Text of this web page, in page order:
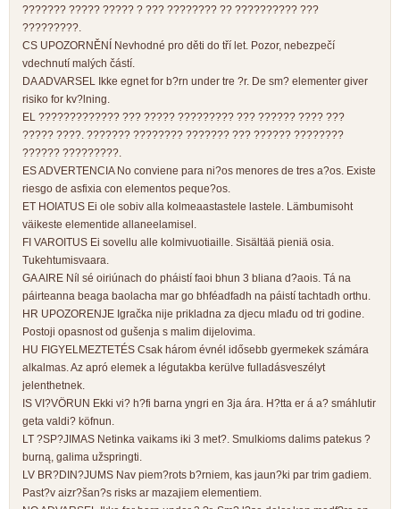
??????? ????? ????? ? ??? ???????? ?? ?????????? ???
?????????.
CS UPOZORNĚNÍ Nevhodné pro děti do tří let. Pozor, nebezpečí
vdechnutí malých částí.
DA ADVARSEL Ikke egnet for b?rn under tre ?r. De sm? elementer giver
risiko for kv?lning.
EL ????????????? ??? ????? ????????? ??? ?????? ???? ???
????? ????. ??????? ???????? ??????? ??? ?????? ????????
?????? ?????????.
ES ADVERTENCIA No conviene para ni?os menores de tres a?os. Existe
riesgo de asfixia con elementos peque?os.
ET HOIATUS Ei ole sobiv alla kolmeaastastele lastele. Lämbumisoht
väikeste elementide allaneelamisel.
FI VAROITUS Ei sovellu alle kolmivuotiaille. Sisältää pieniä osia.
Tukehtumisvaara.
GA AIRE Níl sé oiriúnach do pháistí faoi bhun 3 bliana d?aois. Tá na
páirteanna beaga baolacha mar go bhféadfadh na páistí tachtadh orthu.
HR UPOZORENJE Igračka nije prikladna za djecu mlađu od tri godine.
Postoji opasnost od gušenja s malim dijelovima.
HU FIGYELMEZTETÉS Csak három évnél idősebb gyermekek számára
alkalmas. Az apró elemek a légutakba kerülve fulladásveszélyt
jelenthetnek.
IS VI?VÖRUN Ekki vi? h?fi barna yngri en 3ja ára. H?tta er á a? smáhlutir
geta valdi? köfnun.
LT ?SP?JIMAS Netinka vaikams iki 3 met?. Smulkioms dalims patekus ?
burną, galima užspringti.
LV BR?DIN?JUMS Nav piem?rots b?rniem, kas jaun?ki par trim gadiem.
Past?v aizr?šan?s risks ar mazajiem elementiem.